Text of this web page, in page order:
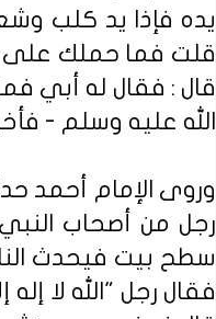
يده فإذا يد كلب
قلت فما حملك على
قال : فقال له أبي
الله عليه وسلم -
وروى الإمام أحمد
رجل من أصحاب
سطح بيت فيحدث
فقال رجل "الله لا